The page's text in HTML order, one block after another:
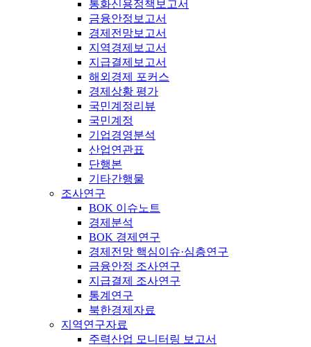
통화신용정책보고서
금융안정보고서
경제전망보고서
지역경제보고서
지급결제보고서
해외경제 포커스
경제상황 평가
국민계정리뷰
국민계정
기업경영분석
산업연관표
단행본
기타간행물
조사연구
BOK 이슈노트
경제분석
BOK 경제연구
경제전망 핵심이슈·심층연구
금융안정 조사연구
지급결제 조사연구
통계연구
북한경제자료
지역연구자료
주력산업 모니터링 보고서